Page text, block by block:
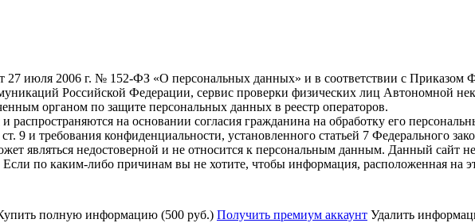
27 июля 2006 г. № 152-ФЗ «О персональных данных» и в соответствии с Приказом
Российской Федерации, сервис проверки физических лиц Автономной
органом по защите персональных данных в реестр операторов.
распространяются на основании согласия гражданина на обработку его
ст. 9 и требования конфиденциальности, установленного статьей 7 Федерального
являться недостоверной и не относится к персональным данным. Данный сайт
по каким-либо причинам вы не хотите, чтобы информация, расположенная на
полную информацию (500 руб.) Получить премиум аккаунт Удалить